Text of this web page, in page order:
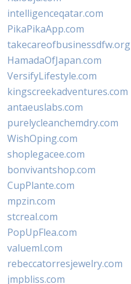
intelligenceqatar.com
PikaPikaApp.com
takecareofbusinessdfw.org
HamadaOfJapan.com
VersifyLifestyle.com
kingscreekadventures.com
antaeuslabs.com
purelycleanchemdry.com
WishOping.com
shoplegacee.com
bonvivantshop.com
CupPlante.com
mpzin.com
stcreal.com
PopUpFlea.com
valueml.com
rebeccatorresjewelry.com
jmpbliss.com